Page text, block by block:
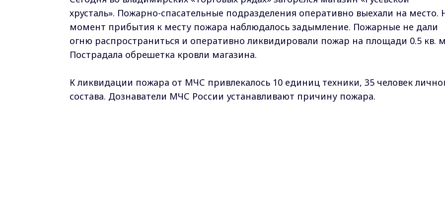
хрусталь». Пожарно-спасательные подразделения оперативно выехали на место.
момент прибытия к месту пожара наблюдалось задымление. Пожарные не дали
огню распространиться и оперативно ликвидировали пожар на площади 0.5 кв.
Пострадала обрешетка кровли магазина.
К ликвидации пожара от МЧС привлекалось 10 единиц техники, 35 человек
состава. Дознаватели МЧС России устанавливают причину пожара.